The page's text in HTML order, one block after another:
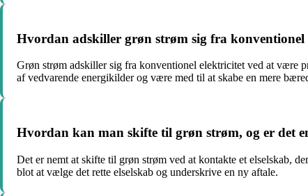
Hvordan adskiller grøn strøm sig fra
Grøn strøm adskiller sig fra konventionel elektricitet ved at være
af vedvarende energikilder og være med til at skabe en mere
Hvordan kan man skifte til grøn strøm, og er det
Det er nemt at skifte til grøn strøm ved at kontakte et elselskab,
blot at vælge det rette elselskab og underskrive en ny aftale.